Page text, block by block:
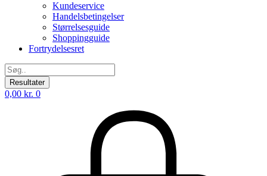
Kundeservice
Handelsbetingelser
Størrelsesguide
Shoppingguide
Fortrydelsesret
Search
...Resultater
0,00 kr. 0